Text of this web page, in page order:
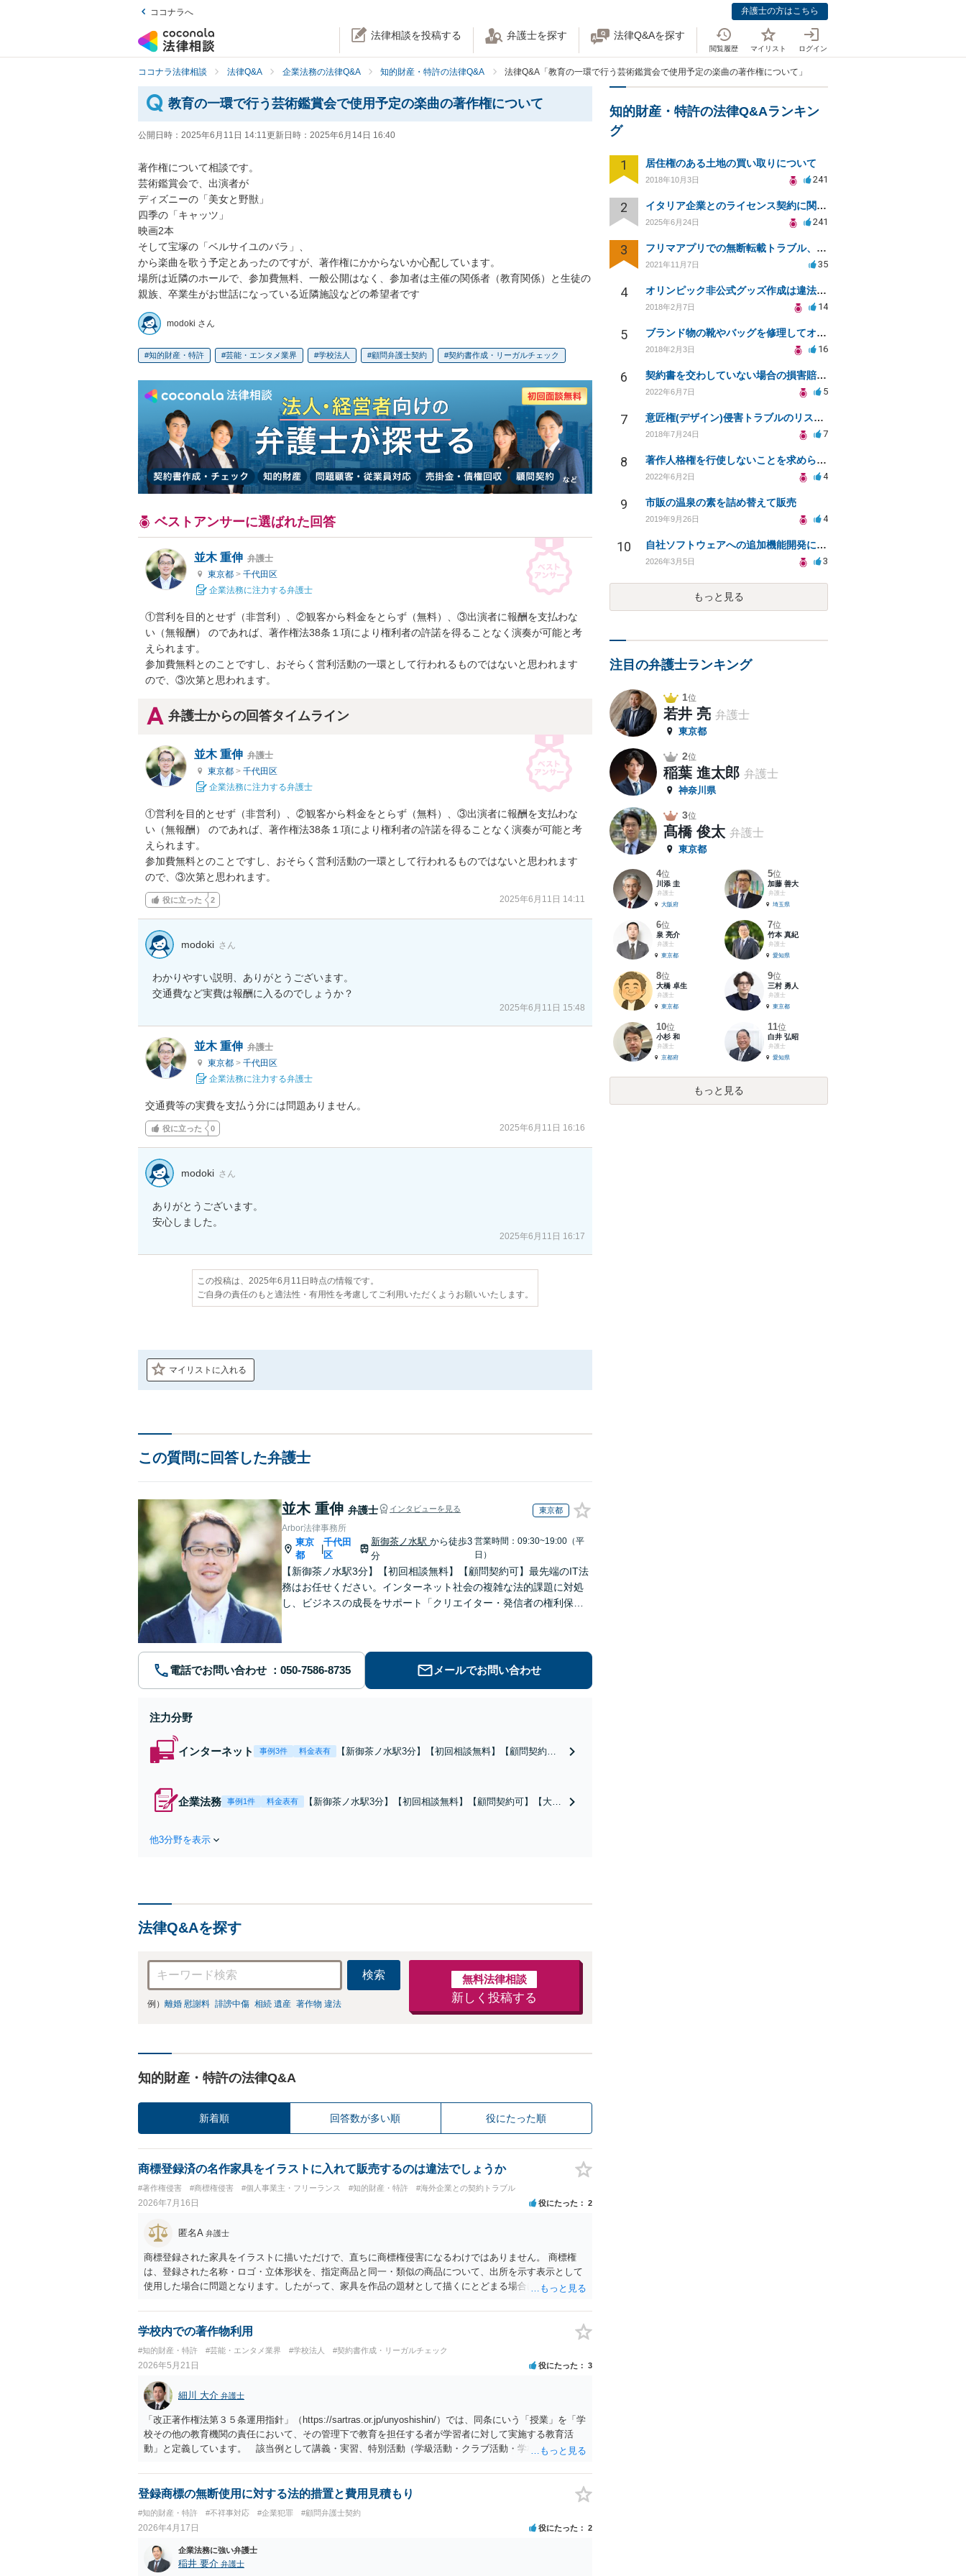
ココナラへ 弁護士の方はこちら
法律相談を投稿する 弁護士を探す 法律Q&Aを探す
閲覧履歴 マイリスト ログイン
ココナラ法律相談 法律Q&A 企業法務の法律Q&A 知的財産・特許の法律Q&A 法律Q&A「教育の一環で行う芸術鑑賞会で使用予定の楽曲の著作権について」
教育の一環で行う芸術鑑賞会で使用予定の楽曲の著作権について
公開日時： 2025年6月11日 14:11更新日時： 2025年6月14日 16:40
著作権について相談です。
芸術鑑賞会で、出演者が
ディズニーの「美女と野獣」
四季の「キャッツ」
映画2本
そして宝塚の「ベルサイユのバラ」、
から楽曲を歌う予定とあったのですが、著作権にかからないか心配しています。
場所は近隣のホールで、参加費無料、一般公開はなく、参加者は主催の関係者（教育関係）と生徒の
親族、卒業生がお世話になっている近隣施設などの希望者です
modoki さん
知的財産・特許 芸能・エンタメ業界 学校法人 顧問弁護士契約 契約書作成・リーガルチェック
ベストアンサーに選ばれた回答
並木 重伸 弁護士
東京都 > 千代田区
企業法務に注力する弁護士
①営利を目的とせず（非営利）、②観客から料金をとらず（無料）、③出演者に報酬を支払わな
い（無報酬） のであれば、著作権法38条１項により権利者の許諾を得ることなく演奏が可能と考
えられます。
参加費無料とのことですし、おそらく営利活動の一環として行われるものではないと思われます
ので、③次第と思われます。
弁護士からの回答タイムライン
並木 重伸 弁護士
東京都 > 千代田区
企業法務に注力する弁護士
①営利を目的とせず（非営利）、②観客から料金をとらず（無料）、③出演者に報酬を支払わな
い（無報酬） のであれば、著作権法38条１項により権利者の許諾を得ることなく演奏が可能と考
えられます。
参加費無料とのことですし、おそらく営利活動の一環として行われるものではないと思われます
ので、③次第と思われます。
役に立った 2 2025年6月11日 14:11
modoki さん
わかりやすい説明、ありがとうございます。
交通費など実費は報酬に入るのでしょうか？
2025年6月11日 15:48
並木 重伸 弁護士
東京都 > 千代田区
企業法務に注力する弁護士
交通費等の実費を支払う分には問題ありません。
役に立った 0 2025年6月11日 16:16
modoki さん
ありがとうございます。
安心しました。
2025年6月11日 16:17
この投稿は、2025年6月11日時点の情報です。
ご自身の責任のもと適法性・有用性を考慮してご利用いただくようお願いいたします。
マイリストに入れる
この質問に回答した弁護士
並木 重伸 弁護士 インタビューを見る 東京都
Arbor法律事務所
東京
都
千代田
区
新御茶ノ水駅から徒歩3
分
営業時間：09:30~19:00（平
日）
【新御茶ノ水駅3分】【初回相談無料】【顧問契約可】最先端のIT法
務はお任せください。インターネット社会の複雑な法的課題に対処
し、ビジネスの成長をサポート「クリエイター・発信者の権利保
電話でお問い合わせ メールでお問い合わせ
注力分野
インターネット 事例3件 料金表有
【新御茶ノ水駅3分】【初回相談無料】【顧問契約
企業法務 事例1件 料金表有
【新御茶ノ水駅3分】【初回相談無料】【顧問契約可】【大手
他3分野を表示
法律Q&Aを探す
検索
例） 離婚 慰謝料 誹謗中傷 相続 遺産 著作物 違法
無料法律相談
新しく投稿する
知的財産・特許の法律Q&A
新着順 回答数が多い順 役にたった順
商標登録済の名作家具をイラストに入れて販売するのは違法でしょうか
#著作権侵害 #商標権侵害 #個人事業主・フリーランス #知的財産・特許 #海外企業との契約トラブル
2026年7月16日 役にたった 2
匿名A 弁護士
商標登録された家具をイラストに描いただけで、直ちに商標権侵害になるわけではありません。 商標権
は、登録された名称・ロゴ・立体形状を、指定商品と同一・類似の商品について、出所を示す表示として
使用した場合に問題となります。したがって、家具を作品の題材として描くにとどまる場合は、通常、商
し、公式商品やライセンス商品と誤認させる販売方法であれば、商標権や不正競争防止法上の問題が生じ
得ます。家具のデザインに著作権が認められる場合は、著作権も別途問題となります。 無料のSNS投稿や
しているかが重要です。 また、日本の商標権は原則として日本国内にのみ効力を持ちます。外国で販売す
る場合は、販売国の商標・意匠等を確認する必要があります。 他の作家の例は、許諾を得ている、権利が
消滅している、侵害に当たらない、又は単に権利行使されていないなど、様々な可能性があります。他人
が販売していることだけでは、適法とは判断できません。
学校内での著作物利用
#知的財産・特許 #芸能・エンタメ業界 #学校法人 #契約書作成・リーガルチェック
2026年5月21日 役にたった 3
細川 大介 弁護士
「改正著作権法第３５条運用指針」（https://sartras.or.jp/unyoshishin/）では、同条にいう「授業」を「学
校その他の教育機関の責任において、その管理下で教育を担任する者が学習者に対して実施する教育活
動」と定義しています。 該当例として講義・実習、特別活動（学級活動・クラブ活動・学校行事等）、
列挙しています。 本件をこれに当てはめますと、 ①主体である学校司書は、学校図書館法第６条第１項
上「専ら学校図書館の職務に従事する職員」と位置づけられ、運用指針にいう「教育を担任する者」に該
のいずれにも当たりません。 したがって、本件展示は「授業の過程」要件を満たさず、３５条による適法
化はできないと考えられます。 ただし、繰り返しになりますが、ご相談のケースのような事案が裁判沙汰
になることが現実的にはほぼないため、今後も裁判例が積み重なる可能性がきわめて低く、どちらの解釈
が正しいのかについて司法の判断が下されることがないものと思われます。
登録商標の無断使用に対する法的措置と費用見積もり
#知的財産・特許 #不祥事対応 #企業犯罪 #顧問弁護士契約
2026年4月17日 役にたった 2
企業法務に強い弁護士
稲井 要介 弁護士
知的財産・特許の法律Q&Aランキン
グ
1 居住権のある土地の買い取りについて
2018年10月3日 241
2 イタリア企業とのライセンス契約に関する法律相談
2025年6月24日 241
3 フリマアプリでの無断転載トラブル、法的リスクと対応策
2021年11月7日 35
4 オリンピック非公式グッズ作成は違法ですか？
2018年2月7日 14
5 ブランド物の靴やバッグを修理してオークションなどに出品したりすることは商標権の侵害にあたりますか？
2018年2月3日 16
6 契約書を交わしていない場合の損害賠償について
2022年6月7日 5
7 意匠権(デザイン)侵害トラブルのリスクについて教えて下さい。
2018年7月24日 7
8 著作人格権を行使しないことを求められた場合
2022年6月2日 4
9 市販の温泉の素を詰め替えて販売
2019年9月26日 4
10 自社ソフトウェアへの追加機能開発における著作権および使用権の帰属について
2026年3月5日 3
もっと見る
注目の弁護士ランキング
1位
若井 亮 弁護士
東京都
2位
稲葉 進太郎 弁護士
神奈川県
3位
髙橋 俊太 弁護士
東京都
4位
川添 圭
弁護士
大阪府
5位
加藤 善大
弁護士
埼玉県
6位
泉 亮介
弁護士
東京都
7位
竹本 真紀
弁護士
愛知県
8位
大橋 卓生
弁護士
東京都
9位
三村 勇人
弁護士
東京都
10位
小杉 和
弁護士
京都府
11位
白井 弘昭
弁護士
愛知県
もっと見る